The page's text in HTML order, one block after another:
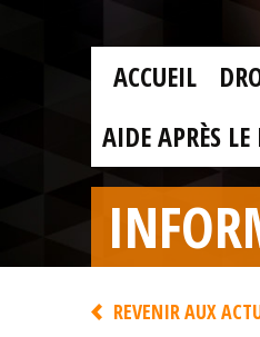
MAIN
MENU
FR
ACCUEIL
AIDE APRÈS LE
REVENIR AUX